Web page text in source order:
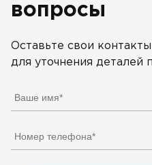
вопросы
Оставьте свои
для уточнения деталей